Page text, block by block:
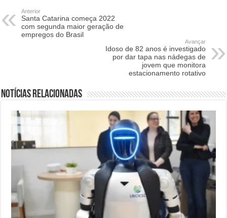
Anterior
Santa Catarina começa 2022
com segunda maior geração de
empregos do Brasil
Avançar
Idoso de 82 anos é investigado
por dar tapa nas nádegas de
jovem que monitora
estacionamento rotativo
Notícias relacionadas